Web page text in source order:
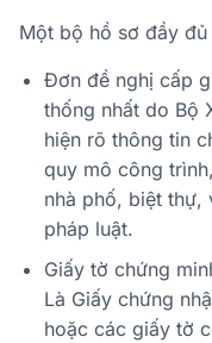
Một bộ hồ sơ đầy
Đơn đề nghị cấp
thống nhất do Bộ
hiện rõ thông tin
quy mô công
nhà phố, biệt thự,
pháp luật.
Giấy tờ chứng
Là Giấy chứng
hoặc các giấy tờ